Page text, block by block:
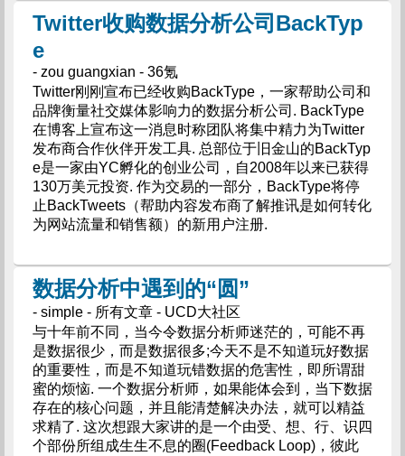
Twitter收购数据分析公司BackTyp
e
- zou guangxian - 36氪
Twitter刚刚宣布已经收购BackType，一家帮助公司和
品牌衡量社交媒体影响力的数据分析公司. BackType
在博客上宣布这一消息时称团队将集中精力为Twitter
发布商合作伙伴开发工具. 总部位于旧金山的BackTyp
e是一家由YC孵化的创业公司，自2008年以来已获得
130万美元投资. 作为交易的一部分，BackType将停
止BackTweets（帮助内容发布商了解推讯是如何转化
为网站流量和销售额）的新用户注册.
数据分析中遇到的“圆”
- simple - 所有文章 - UCD大社区
与十年前不同，当今令数据分析师迷茫的，可能不再
是数据很少，而是数据很多;今天不是不知道玩好数据
的重要性，而是不知道玩错数据的危害性，即所谓甜
蜜的烦恼. 一个数据分析师，如果能体会到，当下数据
存在的核心问题，并且能清楚解决办法，就可以精益
求精了. 这次想跟大家讲的是一个由受、想、行、识四
个部份所组成生生不息的圈(Feedback Loop)，彼此